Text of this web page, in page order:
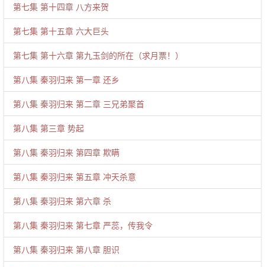
第七集 第十四章 八方来贺
第七集 第十五章 六大巨头
第七集 第十六章 第九玉剑的所在（求月票！）
第八集 秦羽归来 第一章 还乡
第八集 秦羽归来 第二章 三兄弟聚首
第八集 第三章 势起
第八集 秦羽归来 第四章 欺瞒
第八集 秦羽归来 第五章 冲天杀意
第八集 秦羽归来 第六章 杀
第八集 秦羽归来 第七章 严蕊，传我令
第八集 秦羽归来 第八章 胆识